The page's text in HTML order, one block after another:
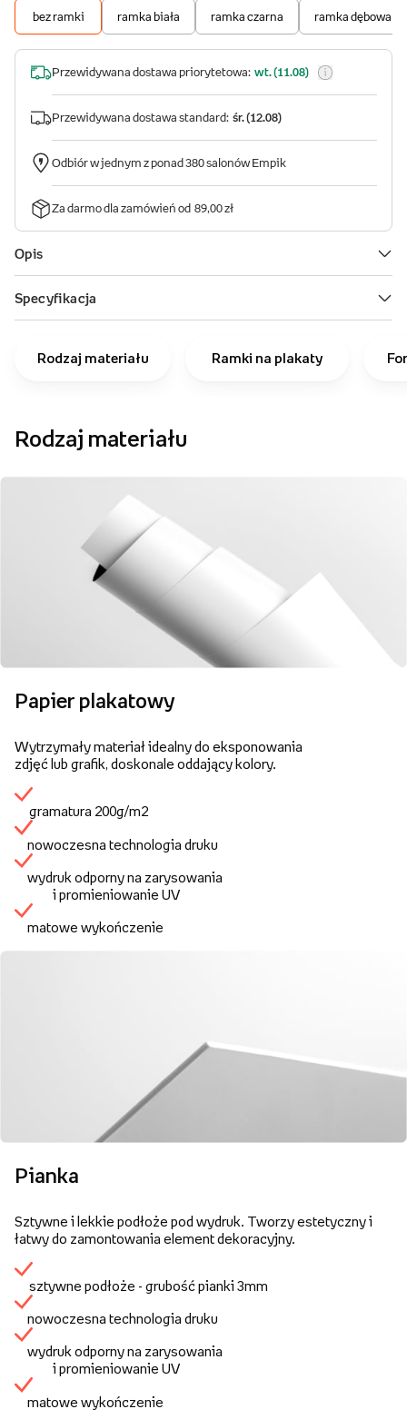
Rodzaj materiału Ramki na plakaty
Rodzaj materiału
Papier plakatowy
Wytrzymały materiał idealny do eksponowania
zdjęć lub grafik, doskonale oddający kolory.
gramatura 200g/m2
nowoczesna technologia druku
wydruk odporny na zarysowania
i promieniowanie UV
matowe wykończenie
Pianka
Sztywne i lekkie podłoże pod wydruk. Tworzy estetyczny i
łatwy do zamontowania element dekoracyjny.
sztywne podłoże - grubość pianki 3mm
nowoczesna technologia druku
wydruk odporny na zarysowania
i promieniowanie UV
matowe wykończenie